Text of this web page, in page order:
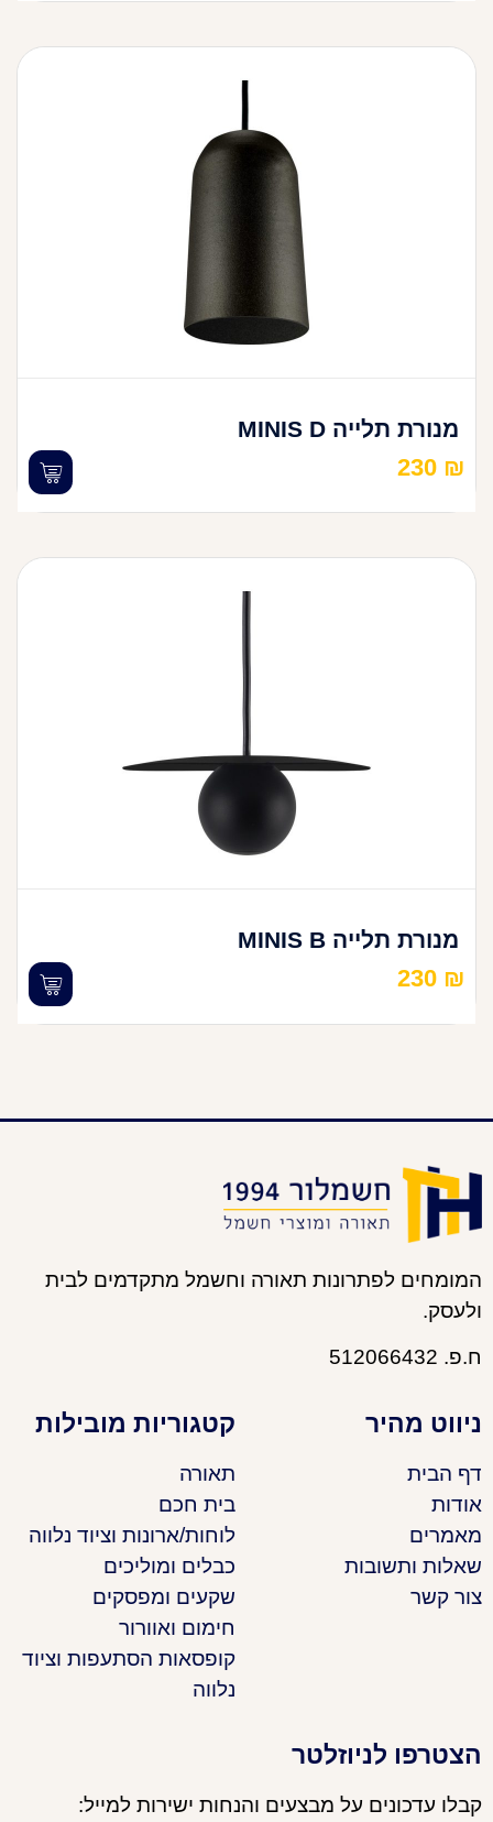
מנורת תלייה MINIS D
230 ₪
מנורת תלייה MINIS B
230 ₪
המומחים לפתרונות תאורה וחשמל מתקדמים לבית
ולעסק.
ח.פ. 512066432
ניווט מהיר
דף הבית
אודות
מאמרים
שאלות ותשובות
צור קשר
קטגוריות מובילות
תאורה
בית חכם
לוחות/ארונות וציוד נלווה
כבלים ומוליכים
שקעים ומפסקים
חימום ואוורור
קופסאות הסתעפות וציוד
נלווה
הצטרפו לניוזלטר
קבלו עדכונים על מבצעים והנחות ישירות למייל: